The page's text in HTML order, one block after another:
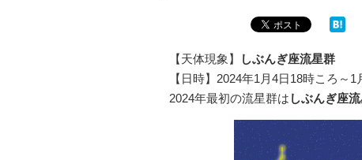
【天体現象】
しぶんぎ座流星群
【日時】2024年1月4日18時ころ～
2024年最初の流星群は しぶんぎ座